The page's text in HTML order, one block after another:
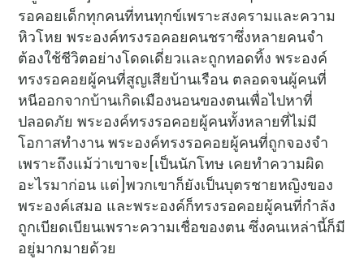
รอคอยเด็กทุกคนที่ทนทุกข์เพราะสงครามและความ
หิวโหย พระองค์ทรงรอคอยคนชราซึ่งหลายคนจำ
ต้องใช้ชีวิตอย่างโดดเดี่ยวและถูกทอดทิ้ง พระองค์
ทรงรอคอยผู้คนที่สูญเสียบ้านเรือน ตลอดจนผู้คนที่
หนีออกจากบ้านเกิดเมืองนอนของตนเพื่อไปหาที่
ปลอดภัย พระองค์ทรงรอคอยผู้คนทั้งหลายที่ไม่มี
โอกาสทำงาน พระองค์ทรงรอคอยผู้คนที่ถูกจองจำ
เพราะถึงแม้ว่าเขาจะ[เป็นนักโทษ เคยทำความผิด
อะไรมาก่อน แต่]พวกเขาก็ยังเป็นบุตรชายหญิงของ
พระองค์เสมอ และพระองค์ก็ทรงรอคอยผู้คนที่กำลัง
ถูกเบียดเบียนเพราะความเชื่อของตน ซึ่งคนเหล่านี้ก็มี
อยู่มากมายด้วย